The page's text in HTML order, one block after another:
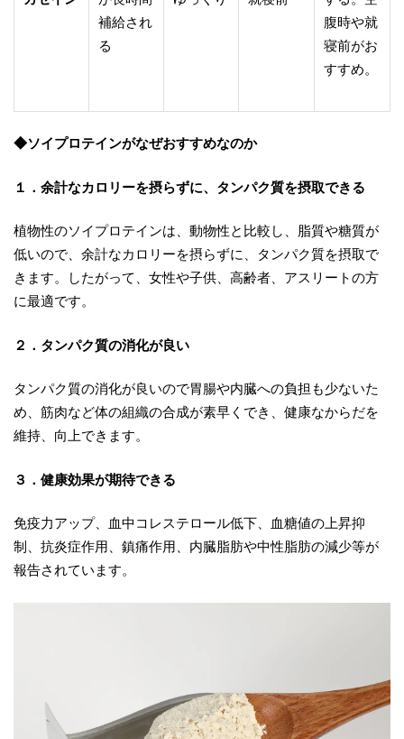
補給され
る
腹時や就
寝前がお
すすめ。
◆ソイプロテインがなぜおすすめなのか
１．余計なカロリーを摂らずに、タンパク質を摂取できる
植物性のソイプロテインは、動物性と比較し、脂質や糖質が
低いので、余計なカロリーを摂らずに、タンパク質を摂取で
きます。したがって、女性や子供、高齢者、アスリートの方
に最適です。
２．タンパク質の消化が良い
タンパク質の消化が良いので胃腸や内臓への負担も少ないた
め、筋肉など体の組織の合成が素早くでき、健康なからだを
維持、向上できます。
３．健康効果が期待できる
免疫力アップ、血中コレステロール低下、血糖値の上昇抑
制、抗炎症作用、鎮痛作用、内臓脂肪や中性脂肪の減少等が
報告されています。